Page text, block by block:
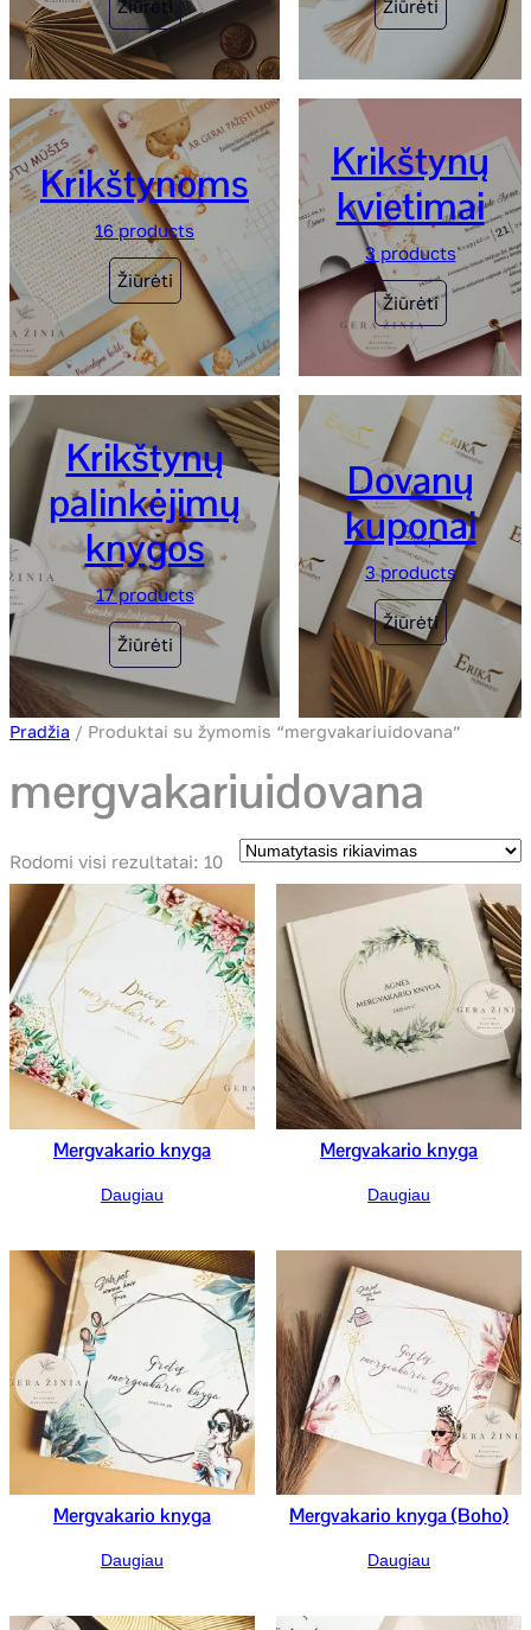
Žiūrėti Žiūrėti
Krikštynoms
16 products
Žiūrėti
Krikštynų
kvietimai
3 products
Žiūrėti
Krikštynų
palinkėjimų
knygos
17 products
Žiūrėti
Dovanų
kuponai
3 products
Žiūrėti
Pradžia / Produktai su žymomis “mergvakariuidovana”
mergvakariuidovana
Rodomi visi rezultatai: 10
Mergvakario knyga
Daugiau
Mergvakario knyga
Daugiau
Mergvakario knyga
Daugiau
Mergvakario knyga (Boho)
Daugiau